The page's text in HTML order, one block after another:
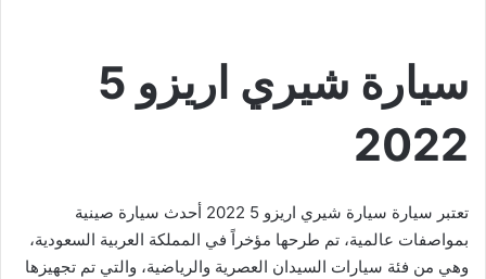
سيارة شيري اريزو 5
2022
تعتبر سيارة سيارة شيري اريزو 5 2022 أحدث سيارة صينية
بمواصفات عالمية، تم طرحها مؤخراً في المملكة العربية السعودية،
وهي من فئة سيارات السيدان العصرية والرياضية، والتي تم تجهيزها